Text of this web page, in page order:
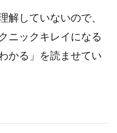
解していないので、
ニックキレイになる
かる」を読ませてい